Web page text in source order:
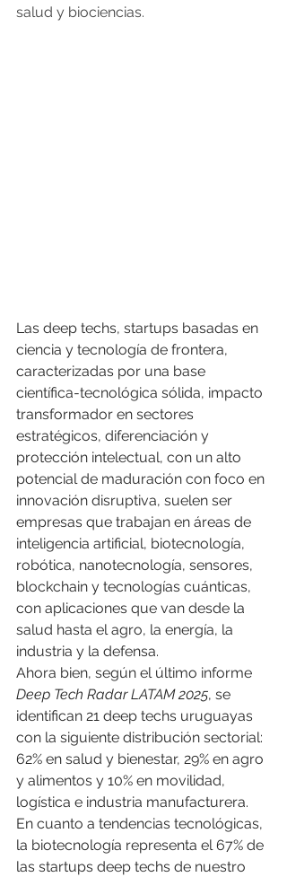
salud y biociencias.
Las deep techs, startups basadas en
ciencia y tecnología de frontera,
caracterizadas por una base
científica-tecnológica sólida, impacto
transformador en sectores
estratégicos, diferenciación y
protección intelectual, con un alto
potencial de maduración con foco en
innovación disruptiva, suelen ser
empresas que trabajan en áreas de
inteligencia artificial, biotecnología,
robótica, nanotecnología, sensores,
blockchain y tecnologías cuánticas,
con aplicaciones que van desde la
salud hasta el agro, la energía, la
industria y la defensa.
Ahora bien, según el último informe
Deep Tech Radar LATAM 2025, se
identifican 21 deep techs uruguayas
con la siguiente distribución sectorial:
62% en salud y bienestar, 29% en agro
y alimentos y 10% en movilidad,
logística e industria manufacturera.
En cuanto a tendencias tecnológicas,
la biotecnología representa el 67% de
las startups deep techs de nuestro